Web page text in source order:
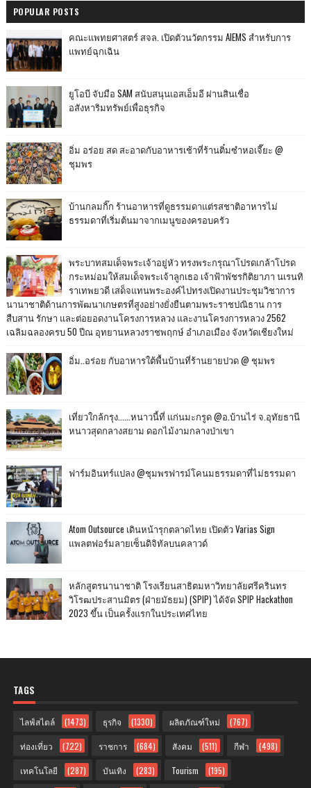
POPULAR POSTS
คณะแพทยศาสตร์ สจล. เปิดตัวนวัตกรรม AIEMS สำหรับการ
แพทย์ฉุกเฉิน
ยูโอบี จับมือ SAM สนับสนุนเอสเอ็มอี ผ่านสินเชื่อ
อสังหาริมทรัพย์เพื่อธุรกิจ
อิ่ม อร่อย สด สะอาดกับอาหารเช้าที่ร้านติ๋มซำหอเจี๊ยะ @
ชุมพร
บ้านกลมกิ๊ก ร้านอาหารที่ดูธรรมดาแต่รสชาติอาหารไม่
ธรรมดาที่เริ่มต้นมาจากเมนูของครอบครัว
พระบาทสมเด็จพระเจ้าอยู่หัว ทรงพระกรุณาโปรดเกล้าโปรด
กระหม่อมให้สมเด็จพระเจ้าลูกเธอ เจ้าฟ้าพัชรกิติยาภา นเรนทิ
ราเทพยวดี เสด็จแทนพระองค์ไปทรงเปิดงานประชุมวิชาการ
นานาชาติด้านการพัฒนาเกษตรที่สูงอย่างยั่งยืนตามพระราชปณิธาน การ
สืบสาน รักษา และต่อยอดงานโครงการหลวง และงานโครงการหลวง 2562
เฉลิมฉลองครบ 50 ปีณ อุทยานหลวงราชพฤกษ์ อำเภอเมือง จังหวัดเชียงใหม่
อิ่ม..อร่อย กับอาหารใต้พื้นบ้านที่ร้านยายปวด @ ชุมพร
เที่ยวใกล้กรุง......หนาวนี้ที่ แก่นมะกรูด @อ.บ้านไร่ จ.อุทัยธานี
หนาวสุดกลางสยาม ดอกไม้งามกลางป่าเขา
ฟาร์มอินทร์แปลง @ชุมพรฟารม์โคนมธรรมดาที่ไม่ธรรมดา
Atom Outsource เดินหน้ารุกตลาดไทย เปิดตัว Varias Sign
แพลตฟอร์มลายเซ็นดิจิทัลบนคลาวด์
หลักสูตรนานาชาติ โรงเรียนสาธิตมหาวิทยาลัยศรีครินทร
วิโรฒประสานมิตร (ฝ่ายมัธยม) (SPIP) ได้จัด SPIP Hackathon
2023 ขึ้น เป็นครั้งแรกในประเทศไทย
TAGS
ไลฟ์สไตล์ (1473) ธุรกิจ (1330) ผลิตภัณฑ์ใหม่ (767)
ท่องเที่ยว (722) ราชการ (684) สังคม (511) กีฬา (498)
เทคโนโลยี (287) บันเทิง (283) Tourism (195)